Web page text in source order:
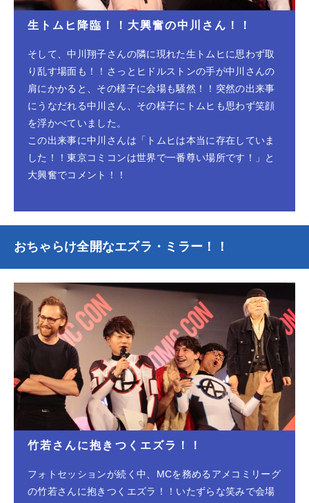
生トムヒ降臨！！大興奮の中川さん！！
そして、中川翔子さんの隣に現れた生トムヒに思わず取
り乱す場面も！！さっとヒドルストンの手が中川さんの
肩にかかると、その様子に会場も騒然！！突然の出来事
にうなだれる中川さん、その様子にトムヒも思わず笑顔
を浮かべていました。
この出来事に中川さんは「トムヒは本当に存在していま
した！！東京コミコンは世界で一番尊い場所です！」と
大興奮でコメント！！
おちゃらけ全開なエズラ・ミラー！！
竹若さんに抱きつくエズラ！！
フォトセッションが続く中、MCを務めるアメコミリーグ
の竹若さんに抱きつくエズラ！！いたずらな笑みで会場